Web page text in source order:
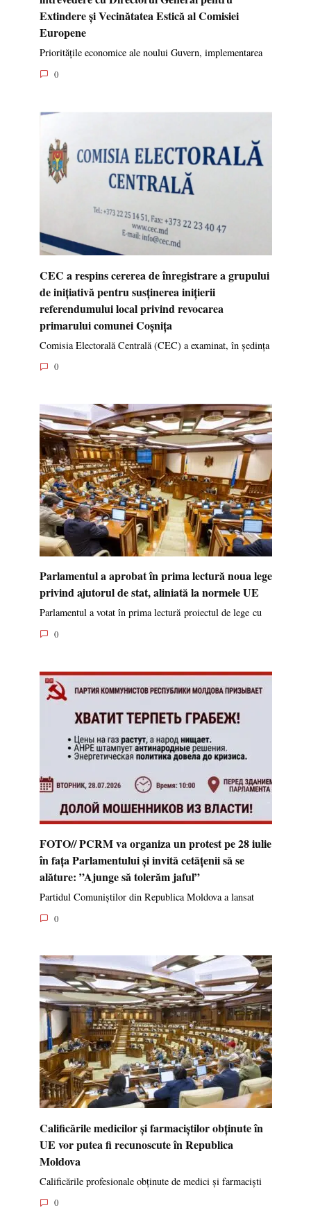
Extindere și Vecinătatea Estică al Comisiei
Europene
Prioritățile economice ale noului Guvern, implementarea
0
CEC a respins cererea de înregistrare a grupului
de inițiativă pentru susținerea inițierii
referendumului local privind revocarea
primarului comunei Coșnița
Comisia Electorală Centrală (CEC) a examinat, în ședința
0
Parlamentul a aprobat în prima lectură noua lege
privind ajutorul de stat, aliniată la normele UE
Parlamentul a votat în prima lectură proiectul de lege cu
0
FOTO// PCRM va organiza un protest pe 28 iulie
în fața Parlamentului și invită cetățenii să se
alăture: ”Ajunge să tolerăm jaful”
Partidul Comuniștilor din Republica Moldova a lansat
0
Calificările medicilor și farmaciștilor obținute în
UE vor putea fi recunoscute în Republica
Moldova
Calificările profesionale obținute de medici și farmaciști
0